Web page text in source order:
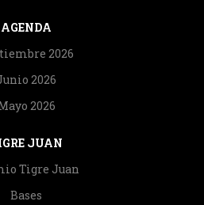
AGENDA
2026
2026
2026
JUAN
Tigre Juan
Bases